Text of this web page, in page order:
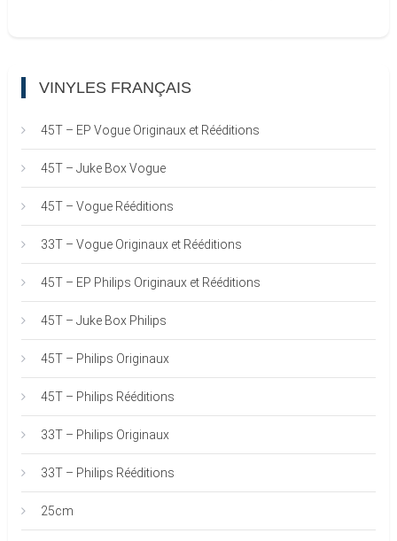
VINYLES FRANÇAIS
45T – EP Vogue Originaux et Rééditions
45T – Juke Box Vogue
45T – Vogue Rééditions
33T – Vogue Originaux et Rééditions
45T – EP Philips Originaux et Rééditions
45T – Juke Box Philips
45T – Philips Originaux
45T – Philips Rééditions
33T – Philips Originaux
33T – Philips Rééditions
25cm